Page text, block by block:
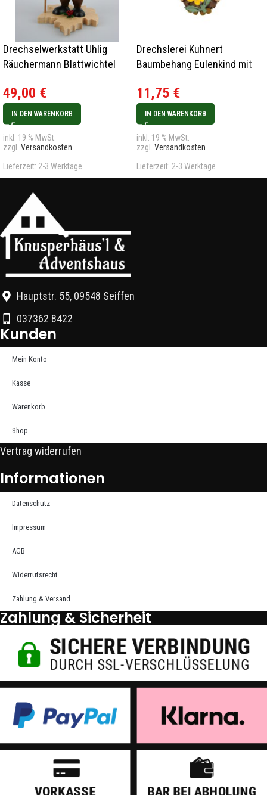
Drechselwerkstatt Uhlig
Räuchermann Blattwichtel
49,00 €
IN DEN WARENKORB
inkl. 19 % MwSt.
zzgl. Versandkosten
Lieferzeit: 2-3 Werktage
Drechslerei Kuhnert
Baumbehang Eulenkind mit
11,75 €
IN DEN WARENKORB
inkl. 19 % MwSt.
zzgl. Versandkosten
Lieferzeit: 2-3 Werktage
Hauptstr. 55, 09548 Seiffen
037362 8422
Kunden
Mein Konto
Kasse
Warenkorb
Shop
Vertrag widerrufen
Informationen
Datenschutz
Impressum
AGB
Widerrufsrecht
Zahlung & Versand
Zahlung & Sicherheit